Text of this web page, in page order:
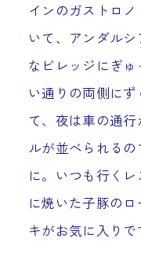
インのガストロ
いて、アンダル
なビレッジにぎ
い通りの両側に
て、夜は車の通
ルが並べられる
に。いつも行く
に焼いた子豚の
キがお気に入りで